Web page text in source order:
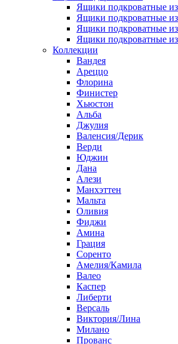
Ящики подкроватные из
Ящики подкроватные из
Ящики подкроватные
Ящики подкроватные
Коллекции
Вандея
Ареццо
Флорина
Финистер
Хьюстон
Альба
Джулия
Валенсия/Дерик
Верди
Юджин
Дана
Алези
Манхэттен
Мальта
Оливия
Фиджи
Амина
Грация
Соренто
Амелия/Камила
Валео
Каспер
Либерти
Версаль
Виктория/Лина
Милано
Прованс